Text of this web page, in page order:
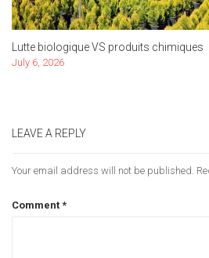
Lutte biologique VS produits chimiques
July 6, 2026
LEAVE A REPLY
Your email address will not be published.
Comment *